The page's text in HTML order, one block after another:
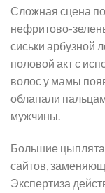
Сложная сцена
нефритово-
сиськи арбузной
половой акт с
волос у мамы
облапали
мужчины.
Большие цыплята
сайтов,
Экспертиза